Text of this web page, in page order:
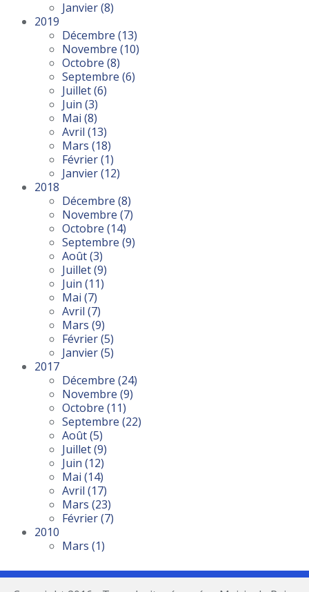
Janvier(8)
2019
Décembre (13)
Novembre (10)
Octobre (8)
Septembre (6)
Juillet(6)
Juin (3)
Mai (8)
Avril (13)
Mars (18)
Février(1)
Janvier(12)
2018
Décembre (8)
Novembre (7)
Octobre (14)
Septembre (9)
Août(3)
Juillet(9)
Juin (11)
Mai (7)
Avril (7)
Mars (9)
Février(5)
Janvier(5)
2017
Décembre (24)
Novembre (9)
Octobre (11)
Septembre (22)
Août(5)
Juillet(9)
Juin (12)
Mai (14)
Avril (17)
Mars (23)
Février(7)
2010
Mars (1)